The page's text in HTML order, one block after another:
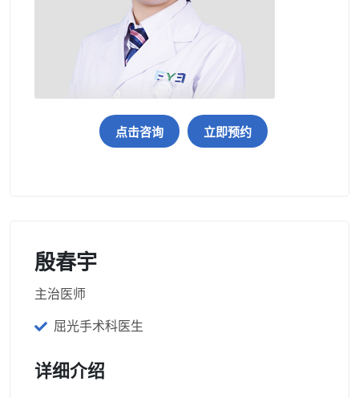
点击咨询 立即预约
殷春宇
主治医师
屈光手术科医生
详细介绍